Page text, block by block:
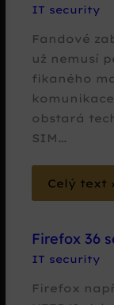
IT security
Fandové
už nemusí
fikaného
obstará
SIM…
Celý text
Firefox 36
IT security
Firefox